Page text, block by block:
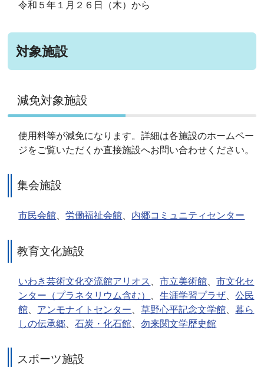
令和５年１月２６日（木）から
対象施設
減免対象施設
使用料等が減免になります。詳細は各施設のホームペー
ジをご覧いただくか直接施設へお問い合わせください。
集会施設
市民会館 、労働福祉会館 内郷コミュニティセンター
教育文化施設
いわき芸術文化交流館アリオス 、市立美術館 、市文化セ
ンター（プラネタリウム含む）
、生涯学習プラザ 、公民
館
アンモナイトセンター 、草野心平記念文学館 、暮ら
しの伝承郷 、石炭・化石館 、勿来関文学歴史館
スポーツ施設